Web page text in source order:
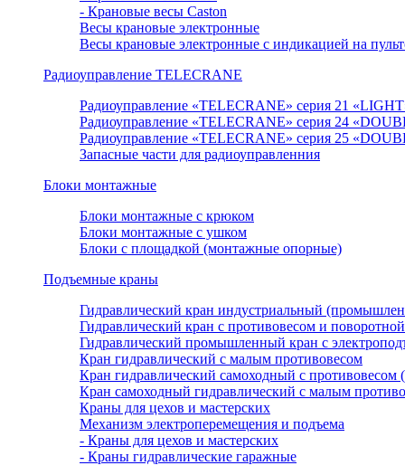
- Крановые весы Caston
Весы крановые электронные
Весы крановые электронные с индикацией на
Радиоуправление TELECRANE
Радиоуправление «TELECRANE» серия 21
Радиоуправление «TELECRANE» серия 24
Радиоуправление «TELECRANE» серия 25
Запасные части для радиоуправленния
Блоки монтажные
Блоки монтажные с крюком
Блоки монтажные с ушком
Блоки с площадкой (монтажные опорные)
Подъемные краны
Гидравлический кран индустриальный
Гидравлический кран с противовесом и
Гидравлический промышленный кран с
Кран гидравлический с малым противовесом
Кран гидравлический самоходный с противовесом
Кран самоходный гидравлический с малым
Краны для цехов и мастерских
Механизм электроперемещения и подъема
- Краны для цехов и мастерских
- Краны гидравлические гаражные